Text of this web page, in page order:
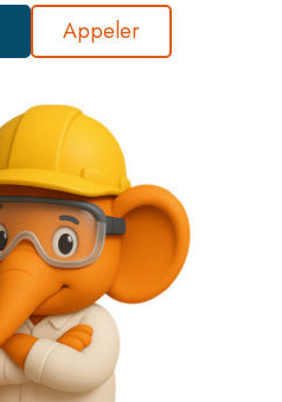
Appeler